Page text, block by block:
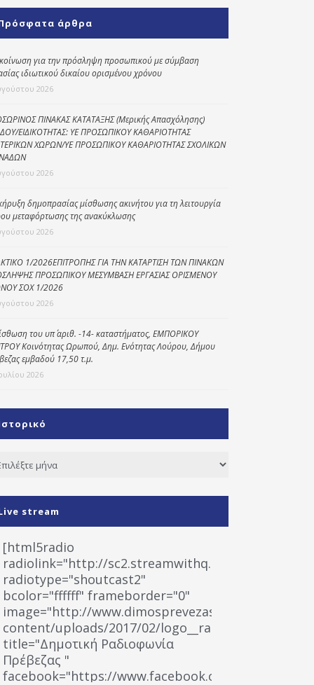
Κοινωνικό
παντοπωλείο
Kοινωνικό
φαρμακείο
Κέντρο Ημερήσιας
Φροντίδας
Ηλικιωμένων
(Κ.Η.Φ.Η.) Πρέβεζας
άρθρα
για την πρόσληψη προσωπικού με σύμβαση
ιδιωτικού δικαίου ορισμένου χρόνου
2026
ΠΙΝΑΚΑΣ ΚΑΤΑΤΑΞΗΣ (Μερικής Απασχόλησης)
ΕΙΔΙΚΟΤΗΤΑΣ: ΥΕ ΠΡΟΣΩΠΙΚΟΥ ΚΑΘΑΡΙΟΤΗΤΑΣ
ΧΩΡΩΝ/ΥΕ ΠΡΟΣΩΠΙΚΟΥ ΚΑΘΑΡΙΟΤΗΤΑΣ ΣΧΟΛΙΚΩΝ
2026
δημοπρασίας μίσθωσης ακινήτου για τη λειτουργία
μεταφόρτωσης της ανακύκλωσης
2026
1/2026ΕΠΙΤΡΟΠΗΣ ΓΙΑ ΤΗΝ ΚΑΤΑΡΤΙΣΗ ΤΩΝ ΠΙΝΑΚΩΝ
ΠΡΟΣΩΠΙΚΟΥ ΜΕΣΥΜΒΑΣΗ ΕΡΓΑΣΙΑΣ ΟΡΙΣΜΕΝΟΥ
ΣΟΧ 1/2026
2026
του υπ΄ αριθ. -14- καταστήματος, ΕΜΠΟΡΙΚΟΥ
Κοινότητας Ωρωπού, Δημ. Ενότητας Λούρου, Δήμου
εμβαδού 17,50 τ.μ.
2026
stream
[html5radio
radiolink="http://sc2.streamwithq.com:8028/
radiotype="shoutcast2"
bcolor="ffffff" frameborder="0"
image="http://www.dimosprevezas.gr/wp-
content/uploads/2017/02/logo__radiofonias.jpg"
title="Δημοτική Ραδιοφωνία
Πρέβεζας "
facebook="https://www.facebook.com/